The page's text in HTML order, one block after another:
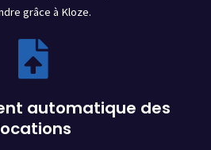
grâce à Kloze.
automatique des